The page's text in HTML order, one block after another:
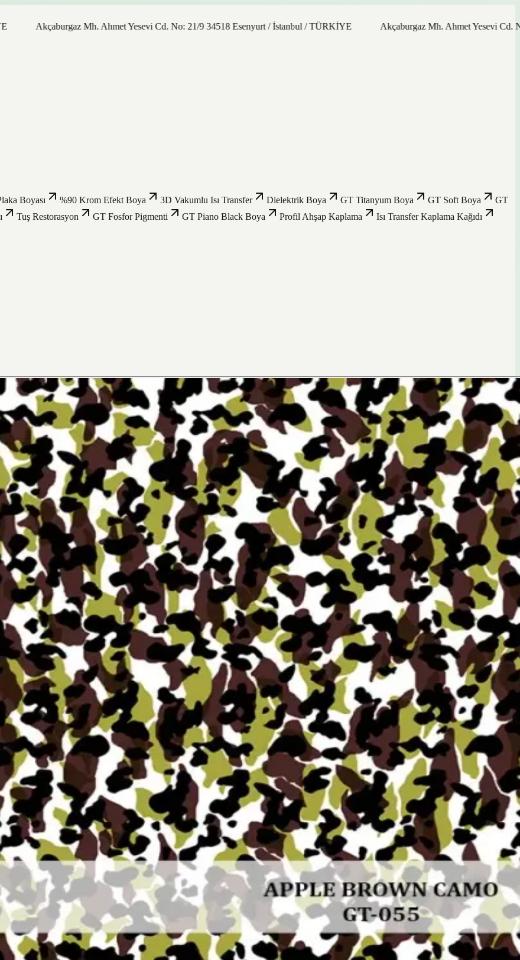
Mh. Ahmet Yesevi Cd. No: 21/9 34518 Esenyurt / İstanbul / TÜRKİYE
Akçaburgaz Mh. Ahmet Yesevi Cd. No: 21/9
Boyası %90 Krom Efekt Boya 3D Vakumlu Isı Transfer Dielektrik Boya GT Titanyum Boya GT Soft Boya
GT
Tuş Restorasyon GT Fosfor Pigmenti GT Piano Black Boya Profil Ahşap Kaplama
Isı Transfer Kaplama Kağıdı